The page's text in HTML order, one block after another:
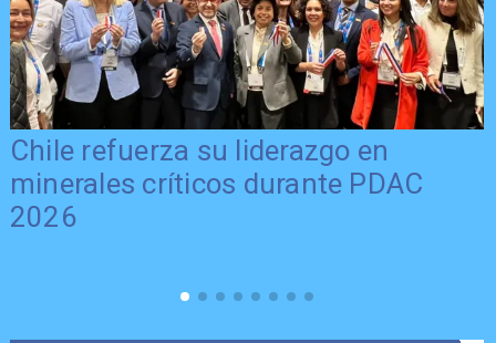
Chile refuerza su liderazgo en
minerales críticos durante PDAC
2026